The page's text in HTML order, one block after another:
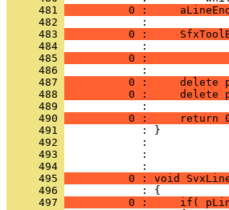
     481
0 :
     482
     483
0 :
     484
     485
0 :
     486
     487
0 :     delete
     488
0 :     delete
     489
     490
0 :     return
     491
     492
     493
            :
     494
     495
0 : void
     496
     497
0 :     if(